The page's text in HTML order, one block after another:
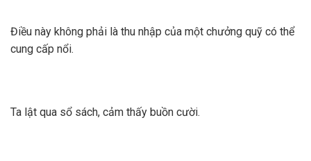
Điều này không phải là thu nhập của một chưởng quỹ có thể
cung cấp nổi.
Ta lật qua sổ sách, cảm thấy buồn cười.